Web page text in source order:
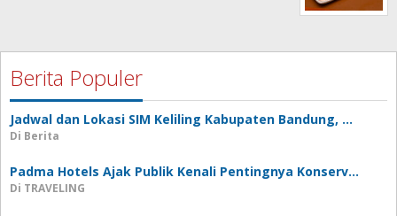
Berita Populer
Jadwal dan Lokasi SIM Keliling Kabupaten Bandung, …
Di Berita
Padma Hotels Ajak Publik Kenali Pentingnya Konserv…
Di TRAVELING